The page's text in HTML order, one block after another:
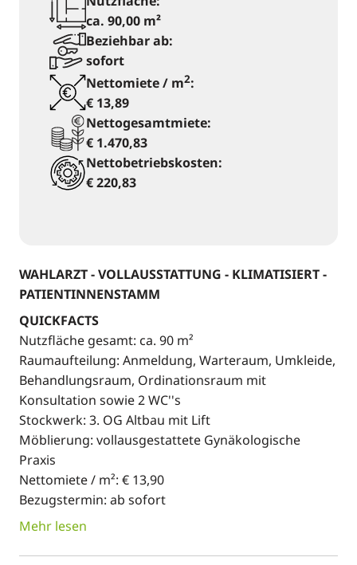
ca. 90,00 m²
Beziehbar ab:
sofort
Nettomiete / m2:
€ 13,89
Nettogesamtmiete:
€ 1.470,83
Nettobetriebskosten:
€ 220,83
WAHLARZT - VOLLAUSSTATTUNG - KLIMATISIERT -
PATIENTINNENSTAMM
QUICKFACTS
Nutzfläche gesamt: ca. 90 m²
Raumaufteilung: Anmeldung, Warteraum, Umkleide,
Behandlungsraum, Ordinationsraum mit
Konsultation sowie 2 WC''s
Stockwerk: 3. OG Altbau mit Lift
Möblierung: vollausgestattete Gynäkologische
Praxis
Nettomiete / m²: € 13,90
Bezugstermin: ab sofort
Mehr lesen